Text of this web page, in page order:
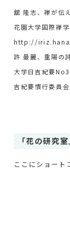
舘 隆志、禅が伝
花園大学国際禅学
http://
許 曼麗、重陽の
大学日吉紀要
吉紀要慣行委員
「花の研究
ここにショート